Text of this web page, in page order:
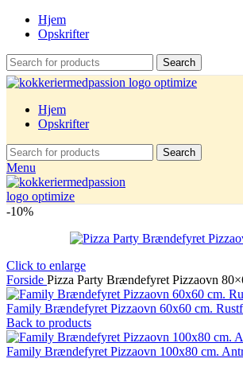
Hjem
Opskrifter
Search
Hjem
Opskrifter
Search
Menu
-10%
Click to enlarge
Forside Pizza Party Brændefyret Pizzaovn
Family Brændefyret Pizzaovn 60x60 cm.
Back to products
Family Brændefyret Pizzaovn 100x80 cm.